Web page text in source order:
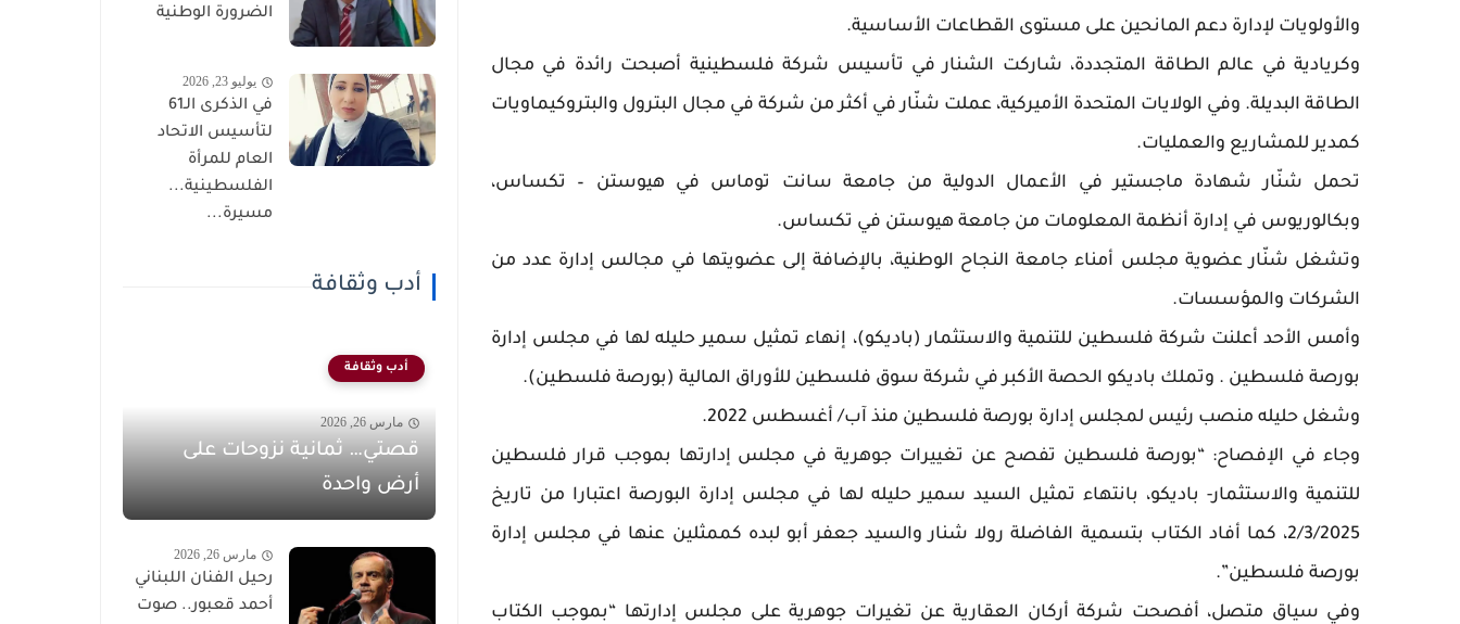
والأولويات لإدارة دعم المانحين على مستوى القطاعات الأساسية.
وكريادية في عالم الطاقة المتجددة، شاركت الشنار في تأسيس شركة فلسطينية أصبحت رائدة في مجال
الطاقة البديلة. وفي الولايات المتحدة الأميركية، عملت شنّار في أكثر من شركة في مجال البترول والبتروكيماويات
كمدير للمشاريع والعمليات.
تحمل شنّار شهادة ماجستير في الأعمال الدولية من جامعة سانت توماس في هيوستن – تكساس،
وبكالوريوس في إدارة أنظمة المعلومات من جامعة هيوستن في تكساس.
وتشغل شنّار عضوية مجلس أمناء جامعة النجاح الوطنية، بالإضافة إلى عضويتها في مجالس إدارة عدد من
الشركات والمؤسسات.
وأمس الأحد أعلنت شركة فلسطين للتنمية والاستثمار (باديكو)، إنهاء تمثيل سمير حليله لها في مجلس إدارة
بورصة فلسطين . وتملك باديكو الحصة الأكبر في شركة سوق فلسطين للأوراق المالية (بورصة فلسطين).
وشغل حليله منصب رئيس لمجلس إدارة بورصة فلسطين منذ آب/ أغسطس 2022.
وجاء في الإفصاح: “بورصة فلسطين تفصح عن تغييرات جوهرية في مجلس إدارتها بموجب قرار فلسطين
للتنمية والاستثمار- باديكو، بانتهاء تمثيل السيد سمير حليله لها في مجلس إدارة البورصة اعتبارا من تاريخ
2/3/2025، كما أفاد الكتاب بتسمية الفاضلة رولا شنار والسيد جعفر أبو لبده كممثلين عنها في مجلس إدارة
بورصة فلسطين”.
وفي سياق متصل، أفصحت شركة أركان العقارية عن تغيرات جوهرية على مجلس إدارتها “بموجب الكتاب
الضرورة الوطنية
يوليو 23, 2026
في الذكرى الـ61
لتأسيس الاتحاد
العام للمرأة
الفلسطينية...
مسيرة...
أدب وثقافة
أدب وثقافة
مارس 26, 2026
قصتي… ثمانية نزوحات على
أرض واحدة
مارس 26, 2026
رحيل الفنان اللبناني
أحمد قعبور.. صوت